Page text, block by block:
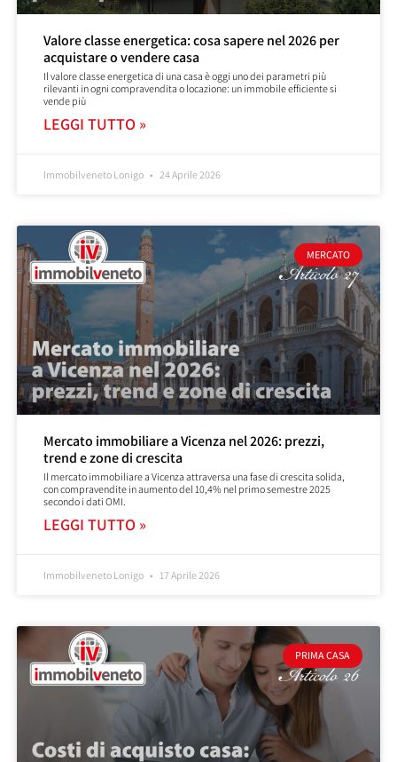
Valore classe energetica: cosa sapere nel 2026 per
acquistare o vendere casa
Il valore classe energetica di una casa è oggi uno dei parametri più
rilevanti in ogni compravendita o locazione: un immobile efficiente si
vende più
LEGGI TUTTO »
Immobilveneto Lonigo 24 Aprile 2026
MERCATO
Mercato immobiliare a Vicenza nel 2026: prezzi,
trend e zone di crescita
Il mercato immobiliare a Vicenza attraversa una fase di crescita solida,
con compravendite in aumento del 10,4% nel primo semestre 2025
secondo i dati OMI.
LEGGI TUTTO »
Immobilveneto Lonigo 17 Aprile 2026
PRIMA CASA